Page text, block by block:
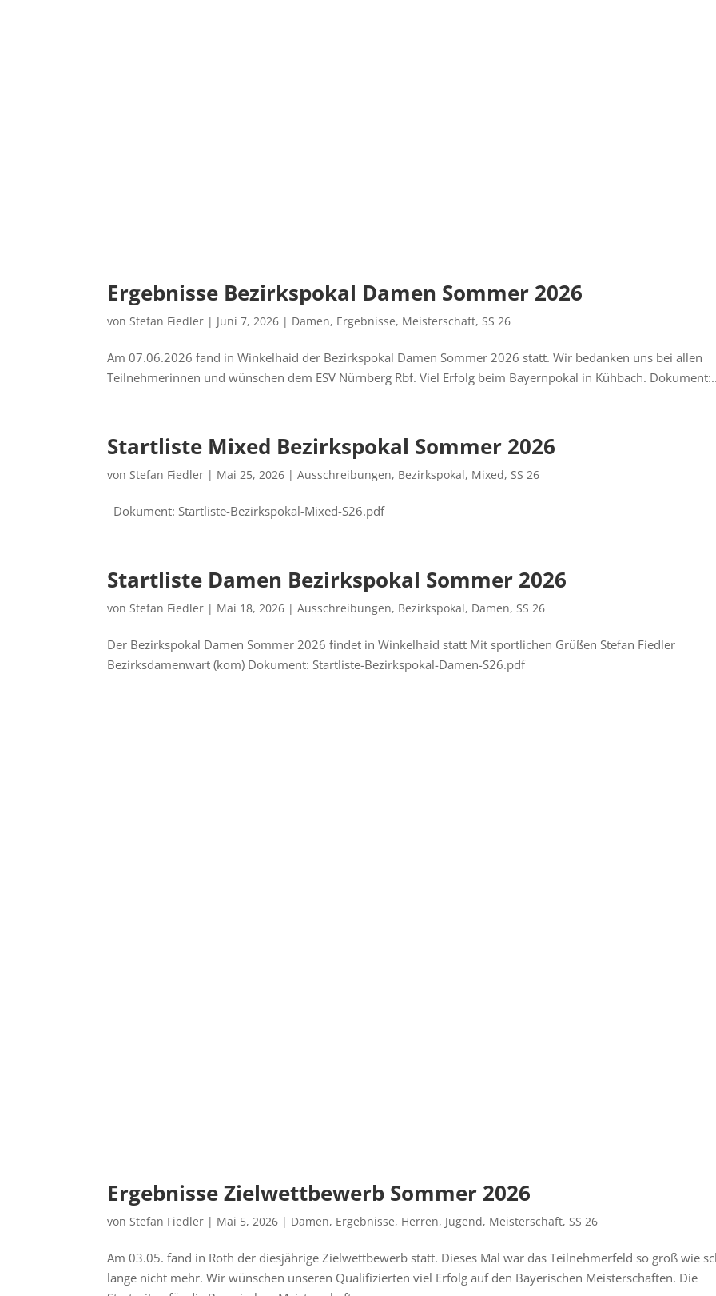
Ergebnisse Bezirkspokal Damen Sommer 2026
von Stefan Fiedler | Juni 7, 2026 | Damen, Ergebnisse, Meisterschaft, SS 26
Am 07.06.2026 fand in Winkelhaid der Bezirkspokal Damen Sommer 2026 statt. Wir bedanken uns bei allen
Teilnehmerinnen und wünschen dem ESV Nürnberg Rbf. Viel Erfolg beim Bayernpokal in Kühbach.
Startliste Mixed Bezirkspokal Sommer 2026
von Stefan Fiedler | Mai 25, 2026 |Ausschreibungen, Bezirkspokal, Mixed, SS 26
Dokument: Startliste-Bezirkspokal-Mixed-S26.pdf
Startliste Damen Bezirkspokal Sommer 2026
von Stefan Fiedler | Mai 18, 2026 |Ausschreibungen, Bezirkspokal, Damen, SS 26
Der Bezirkspokal Damen Sommer 2026 findet in Winkelhaid statt Mit sportlichen Grüßen Stefan Fiedler
Bezirksdamenwart (kom) Dokument: Startliste-Bezirkspokal-Damen-S26.pdf
Ergebnisse Zielwettbewerb Sommer 2026
von Stefan Fiedler | Mai 5, 2026 | Damen, Ergebnisse, Herren, Jugend, Meisterschaft, SS 26
Am 03.05. fand in Roth der diesjährige Zielwettbewerb statt. Dieses Mal war das Teilnehmerfeld so groß wie
lange nicht mehr. Wir wünschen unseren Qualifizierten viel Erfolg auf den Bayerischen Meisterschaften. Die